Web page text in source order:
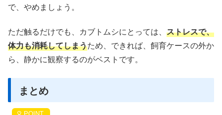
で、やめましょう。
ただ触るだけでも、カブトムシにとっては、 ストレスで、
体力も消耗してしまうため、できれば、飼育ケースの外か
ら、静かに観察するのがベストです。
まとめ